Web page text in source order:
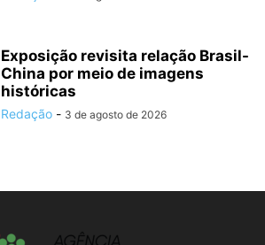
Exposição revisita relação Brasil-
China por meio de imagens
históricas
Redação - 3 de agosto de 2026